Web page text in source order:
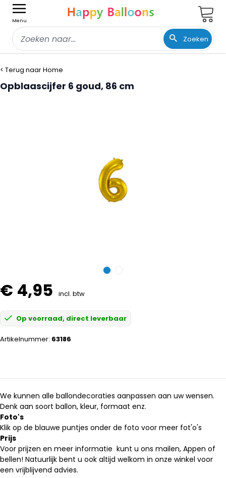
Menu
Zoeken
< Terug naar Home
Opblaascijfer 6 goud, 86 cm
€ 4,95 incl. btw
Op voorraad, direct leverbaar
Artikelnummer: 63186
We kunnen alle ballondecoraties aanpassen aan uw wensen.
Denk aan soort ballon, kleur, formaat enz.
Foto's
Klik op de blauwe puntjes onder de foto voor meer fot'o's
Prijs
Voor prijzen en meer informatie kunt u ons mailen, Appen of
bellen! Natuurlijk bent u ook altijd welkom in onze winkel voor
een vrijblijvend advies.